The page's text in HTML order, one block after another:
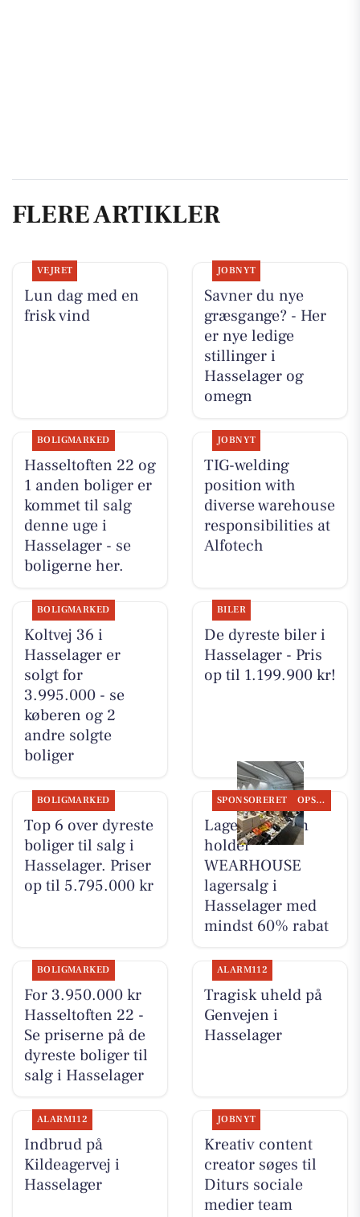
FLERE ARTIKLER
VEJRET
Lun dag med en
frisk vind
JOBNYT
Savner du nye
græsgange? - Her
er nye ledige
stillinger i
Hasselager og
omegn
BOLIGMARKED
Hasseltoften 22 og
1 anden boliger er
kommet til salg
denne uge i
Hasselager - se
boligerne her.
JOBNYT
TIG-welding
position with
diverse warehouse
responsibilities at
Alfotech
BOLIGMARKED
Koltvej 36 i
Hasselager er
solgt for
3.995.000 - se
køberen og 2
andre solgte
boliger
BILER
De dyreste biler i
Hasselager - Pris
op til 1.199.900 kr!
BOLIGMARKED
Top 6 over dyreste
boliger til salg i
Hasselager. Priser
op til 5.795.000 kr
SPONSORERET OPSLAGSTAVLEN
Lagersalg.com
holder
WEARHOUSE
lagersalg i
Hasselager med
mindst 60% rabat
BOLIGMARKED
For 3.950.000 kr
Hasseltoften 22 -
Se priserne på de
dyreste boliger til
salg i Hasselager
ALARM112
Tragisk uheld på
Genvejen i
Hasselager
ALARM112
Indbrud på
Kildeagervej i
Hasselager
JOBNYT
Kreativ content
creator søges til
Diturs sociale
medier team